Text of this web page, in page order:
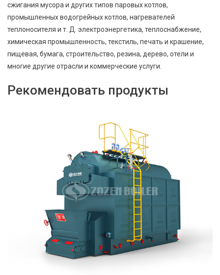
сжигания мусора и других типов паровых котлов,
промышленных водогрейных котлов, нагревателей
теплоносителя и т. Д. электроэнергетика, теплоснабжение,
химическая промышленность, текстиль, печать и крашение,
пищевая, бумага, строительство, резина, дерево, отели и
многие другие отрасли и коммерческие услуги.
Рекомендовать продукты